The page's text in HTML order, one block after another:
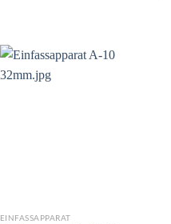
EINFASSAPPARAT